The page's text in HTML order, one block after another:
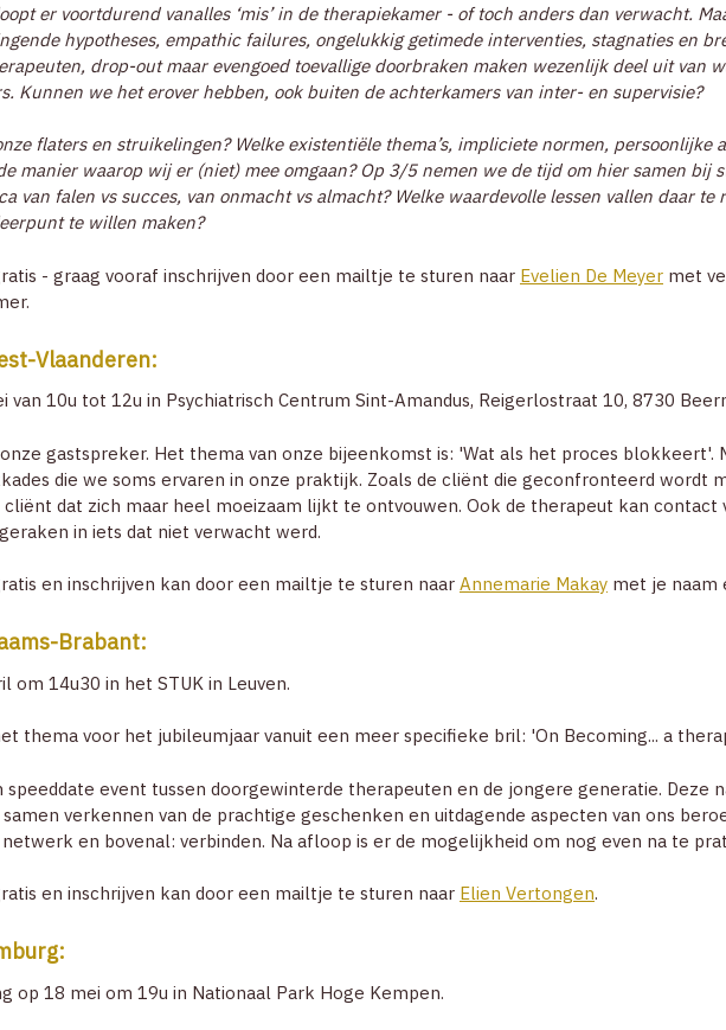
er voortdurend vanalles ‘mis’ in de therapiekamer - of toch anders dan verwacht.
hypotheses, empathic failures, ongelukkig getimede interventies, stagnaties en
drop-out maar evengoed toevallige doorbraken maken wezenlijk deel uit van
Kunnen we het erover hebben, ook buiten de achterkamers van inter- en supervisie?
flaters en struikelingen? Welke existentiële thema’s, impliciete normen, persoonlijke
manier waarop wij er (niet) mee omgaan? Op 3/5 nemen we de tijd om hier samen bij
van falen vs succes, van onmacht vs almacht? Welke waardevolle lessen vallen daar te
te willen maken?
- graag vooraf inschrijven door een mailtje te sturen naar Evelien De Meyer met
Vlaanderen:
van 10u tot 12u in Psychiatrisch Centrum Sint-Amandus, Reigerlostraat 10, 8730
gastspreker. Het thema van onze bijeenkomst is: 'Wat als het proces
die we soms ervaren in onze praktijk. Zoals de cliënt die geconfronteerd wordt
dat zich maar heel moeizaam lijkt te ontvouwen. Ook de therapeut kan contact
in iets dat niet verwacht werd.
en inschrijven kan door een mailtje te sturen naar Annemarie Makay met je naam
Brabant:
om 14u30 in het STUK in Leuven.
thema voor het jubileumjaar vanuit een meer specifieke bril: 'On Becoming... a
speeddate event tussen doorgewinterde therapeuten en de jongere generatie. Deze
verkennen van de prachtige geschenken en uitdagende aspecten van ons
en bovenal: verbinden. Na afloop is er de mogelijkheid om nog even na te
en inschrijven kan door een mailtje te sturen naar Elien Vertongen.
op 18 mei om 19u in Nationaal Park Hoge Kempen.